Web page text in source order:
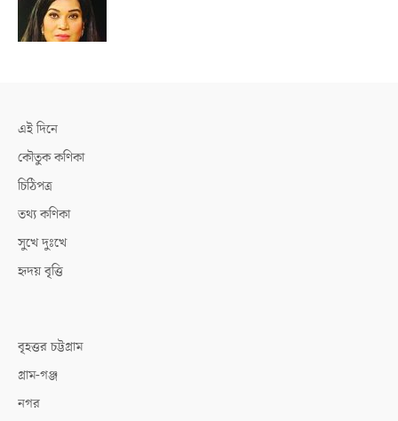
এই দিনে
কৌতুক কণিকা
চিঠিপত্র
তথ্য কণিকা
সুখে দুঃখে
হৃদয় বৃত্তি
বৃহত্তর চট্টগ্রাম
গ্রাম-গঞ্জ
নগর